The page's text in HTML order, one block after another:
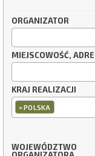
ORGANIZATOR
MIEJSCOWOŚĆ,
KRAJ REALIZACJI
×POLSKA
WOJEWÓDZTWO